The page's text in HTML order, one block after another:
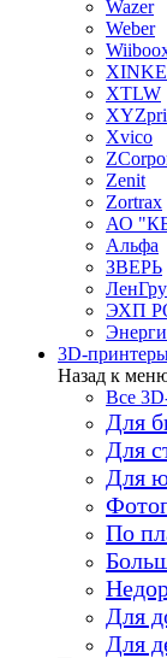
Wazer
Weber
XTLW
Xvico
Zenit
Zortrax
АО
Альфа
ЗВЕРЬ
ЭХП
3D-
Назад к
Все
Для
Для
Для
По
Для
Для